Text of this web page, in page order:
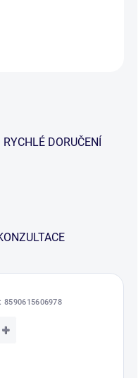
RYCHLÉ DORUČENÍ
8590615606978
+